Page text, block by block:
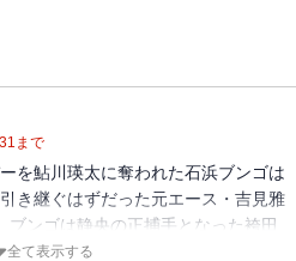
まで
を鮎川瑛太に奪われた石浜ブンゴは
き継ぐはずだった元エース・吉見雅
ブンゴは静央の正捕手となった袴田
球スタイル」を目指すことに。袴田
全て表示する